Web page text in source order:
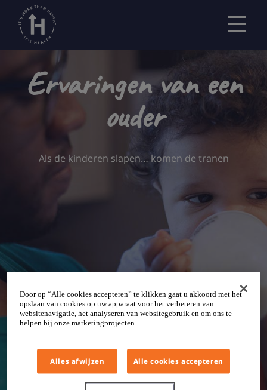
Ervaringen van een
ouder
Als de kinderen slapen… komen de tranen
Door op “Alle cookies accepteren” te klikken gaat u akkoord met het
opslaan van cookies op uw apparaat voor het verbeteren van
websitenavigatie, het analyseren van websitegebruik en om ons te
helpen bij onze marketingprojecten.
Alles afwijzen Alle cookies accepteren